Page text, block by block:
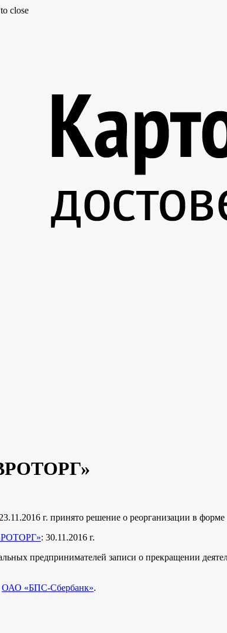
close
23.11.2016 г. принято решение о реорганизации в
: 30.11.2016 г.
предпринимателей записи о прекращении
ОАО «БПС-Сбербанк».